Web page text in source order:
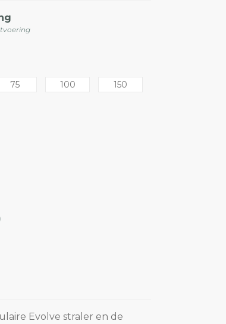
75 100
150
Evolve straler en de